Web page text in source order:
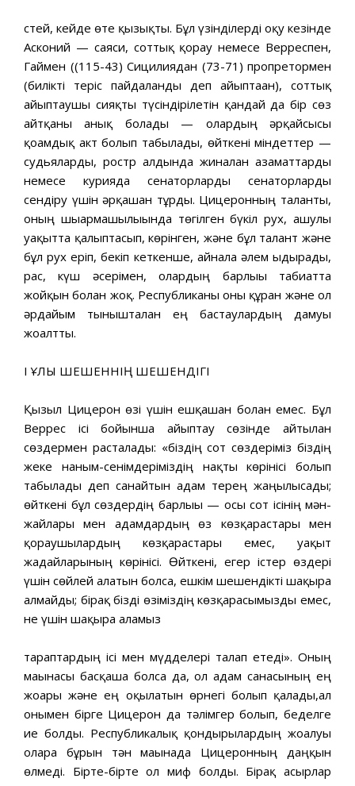
стей, кейде өте қызықты. Бұл үзінділерді оқу кезінде
Асконий — саяси, соттық қорғау немесе Верреспен,
Гаймен ((115-43) Сицилиядан (73-71) пропретормен
(билікті теріс пайдаланды деп айыптаған), соттық
айыптаушы сияқты түсіндірілетін қандай да бір сөз
айтқаны анық болады — олардың әрқайсысы
қоғамдық акт болып табылады, өйткені міндеттер —
судьяларды, ростр алдында жиналған азаматтарды
немесе курияда сенаторларды сенаторларды
сендіру үшін әрқашан тұрды. Цицеронның таланты,
оның шығармашылығында төгілген бүкіл рух, ашулы
уақытта қалыптасып, көрінген, және бұл талант және
бұл рух еріп, бекіп кеткенше, айнала әлем ыдырады,
рас, күш әсерімен, олардың барлығы табиғатта
жойқын болған жоқ. Республиканы оны құрған және ол
әрдайым тынышталған ең бастаулардың дамуы
жоғалтты.
I ҰЛЫ ШЕШЕННІҢ ШЕШЕНДІГІ
Қызыл Цицерон өзі үшін ешқашан болған емес. Бұл
Веррес ісі бойынша айыптау сөзінде айтылған
сөздермен расталады: «біздің сот сөздеріміз біздің
жеке наным-сенімдеріміздің нақты көрінісі болып
табылады деп санайтын адам терең жаңылысады;
өйткені бұл сөздердің барлығы — осы сот ісінің мән-
жайлары мен адамдардың өз көзқарастары мен
қорғаушылардың көзқарастары емес, уақыт
жағдайларының көрінісі. Өйткені, егер істер өздері
үшін сөйлей алатын болса, ешкім шешендікті шақыра
алмайды; бірақ бізді өзіміздің көзқарасымызды емес,
не үшін шақыра аламыз
тараптардың ісі мен мүдделері талап етеді». Оның
мағынасы басқаша болса да, ол адам санасының ең
жоғарғы және ең оқылатын өрнегі болып қалады,ал
онымен бірге Цицерон да тәлімгер болып, беделге
ие болды. Республикалық қондырғылардың жоғалуы
оларға бұрын тән мағынада Цицеронның даңқын
өлмеді. Бірте-бірте ол миф болды. Бірақ ғасырлар